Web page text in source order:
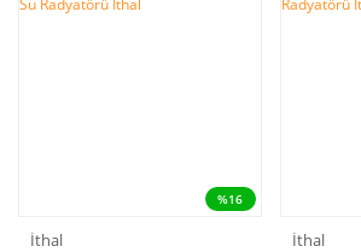
%16
İthal
İthal